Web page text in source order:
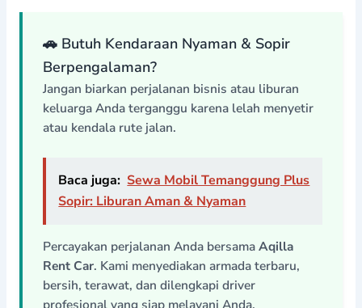
🚗 Butuh Kendaraan Nyaman & Sopir
Berpengalaman?
Jangan biarkan perjalanan bisnis atau liburan
keluarga Anda terganggu karena lelah menyetir
atau kendala rute jalan.
Baca juga: Sewa Mobil Temanggung Plus
Sopir: Liburan Aman & Nyaman
Percayakan perjalanan Anda bersamaAqilla
Rent Car. Kami menyediakan armada terbaru,
bersih, terawat, dan dilengkapi driver
profesional yang siap melayani Anda.